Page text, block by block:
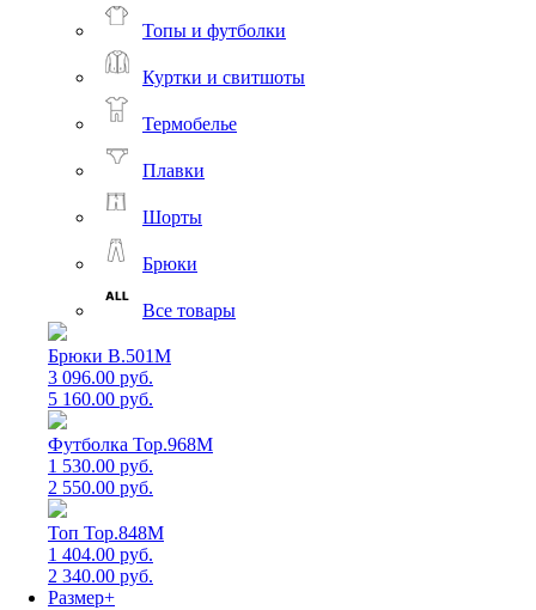
Топы и футболки
Куртки и свитшоты
Термобелье
Плавки
Шорты
Брюки
Все товары
Брюки B.501M
3 096.00 руб.
5 160.00 руб.
Футболка Top.968M
1 530.00 руб.
2 550.00 руб.
Топ Top.848M
1 404.00 руб.
2 340.00 руб.
Размер+